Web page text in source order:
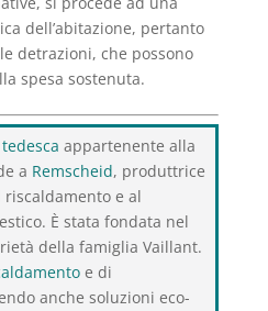
dell’abitazione, pertanto
detrazioni, che possono
spesa sostenuta.
tedesca appartenente alla
a Remscheid, produttrice
e al
È stata fondata nel
della famiglia Vaillant.
e di
anche soluzioni eco-